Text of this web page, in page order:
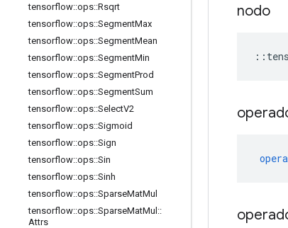
tensorflow::ops::Rsqrt
tensorflow::ops::SegmentMax
tensorflow::ops::SegmentMean
tensorflow::ops::SegmentMin
tensorflow::ops::SegmentProd
tensorflow::ops::SegmentSum
tensorflow::ops::SelectV2
tensorflow::ops::Sigmoid
tensorflow::ops::Sign
tensorflow::ops::Sin
tensorflow::ops::Sinh
tensorflow::ops::SparseMatMul
tensorflow::ops::SparseMatMul ::
Attrs
nodo
::